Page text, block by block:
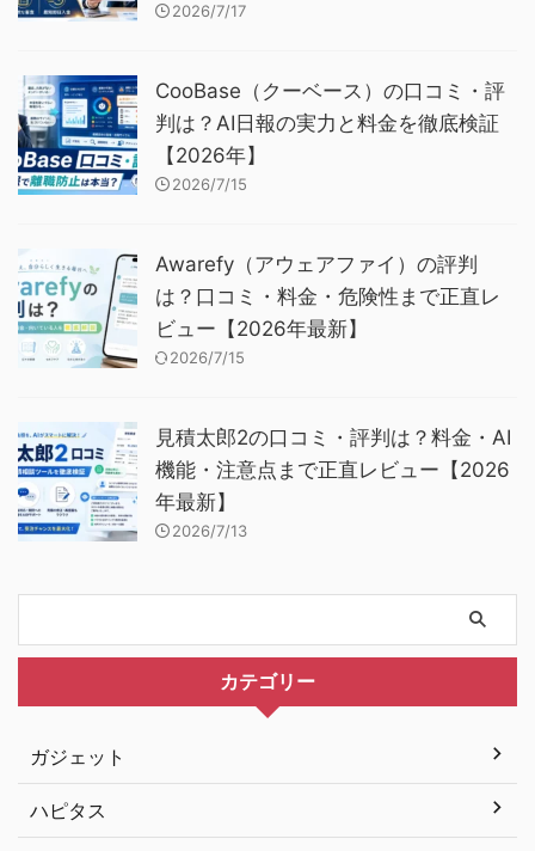
2026/7/17
CooBase（クーベース）の口コミ・評
判は？AI日報の実力と料金を徹底検証
【2026年】
2026/7/15
Awarefy（アウェアファイ）の評判
は？口コミ・料金・危険性まで正直レ
ビュー【2026年最新】
2026/7/15
見積太郎2の口コミ・評判は？料金・AI
機能・注意点まで正直レビュー【2026
年最新】
2026/7/13
カテゴリー
ガジェット
ハピタス